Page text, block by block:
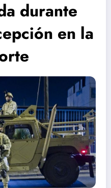
durante
en la